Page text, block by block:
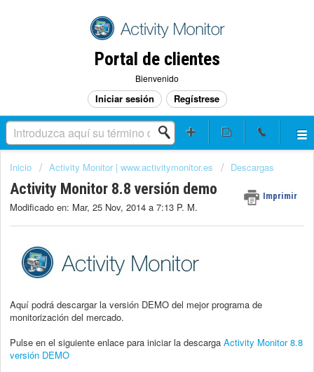
Portal de clientes
Bienvenido
Iniciar sesión Regístrese
Inicio Activity Monitor | www.activitymonitor.es Descargas
Activity Monitor 8.8 versión demo Imprimir
Modificado en: Mar, 25 Nov, 2014 a 7:13 P. M.
Aquí podrá descargar la versión DEMO del mejor programa de
monitorización del mercado.
Pulse en el siguiente enlace para iniciar la descarga Activity Monitor 8.8
versión DEMO